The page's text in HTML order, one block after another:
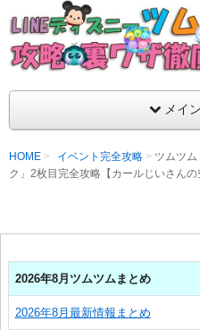
LINEディズニー ツ
支持率No1！痒いところに手
ラ評価も丁寧に解説！ツムツ
メイ
HOME イベント完全攻略
ツムツ
ク」2枚目完全攻略【カールじいさんの
2026年8月ツムツムまとめ
2026年8月最新情報まとめ